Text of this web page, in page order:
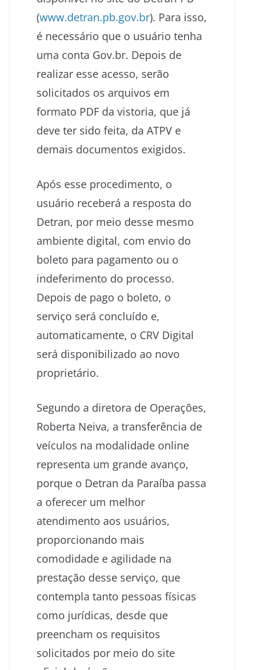
(www.detran.pb.gov.br). Para isso,
é necessário que o usuário tenha
uma conta Gov.br. Depois de
realizar esse acesso, serão
solicitados os arquivos em
formato PDF da vistoria, que já
deve ter sido feita, da ATPV e
demais documentos exigidos.
Após esse procedimento, o
usuário receberá a resposta do
Detran, por meio desse mesmo
ambiente digital, com envio do
boleto para pagamento ou o
indeferimento do processo.
Depois de pago o boleto, o
serviço será concluído e,
automaticamente, o CRV Digital
será disponibilizado ao novo
proprietário.
Segundo a diretora de Operações,
Roberta Neiva, a transferência de
veículos na modalidade online
representa um grande avanço,
porque o Detran da Paraíba passa
a oferecer um melhor
atendimento aos usuários,
proporcionando mais
comodidade e agilidade na
prestação desse serviço, que
contempla tanto pessoas físicas
como jurídicas, desde que
preencham os requisitos
solicitados por meio do site